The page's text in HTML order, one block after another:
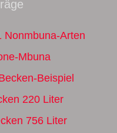
Nonmbuna-Arten
Mbuna
Beispiel
220 Liter
756 Liter